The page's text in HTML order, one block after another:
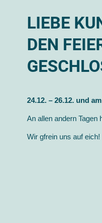
LIEBE
DEN
24.12. – 26.12. und
An allen andern
Wir gfrein uns auf eich!